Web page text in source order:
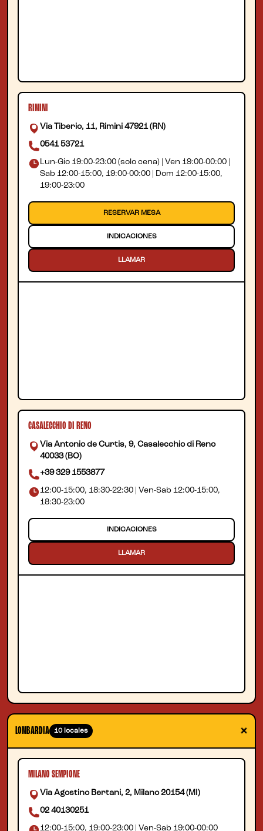
RIMINI
Via Tiberio, 11, Rimini 47921 (RN)
0541 53721
Lun-Gio 19:00-23:00 (solo cena) | Ven 19:00-00:00 |
Sab 12:00-15:00, 19:00-00:00 | Dom 12:00-15:00,
19:00-23:00
RESERVAR MESA
INDICACIONES
LLAMAR
CASALECCHIO DI RENO
Via Antonio de Curtis, 9, Casalecchio di Reno
40033 (BO)
+39 329 1553877
12:00-15:00, 18:30-22:30 | Ven-Sab 12:00-15:00,
18:30-23:00
INDICACIONES
LLAMAR
LOMBARDIA 10 locales +
MILANO SEMPIONE
Via Agostino Bertani, 2, Milano 20154 (MI)
02 40130251
12:00-15:00, 19:00-23:00 | Ven-Sab 19:00-00:00